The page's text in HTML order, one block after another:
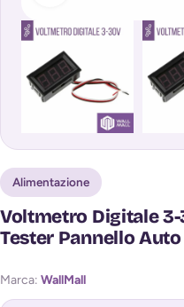
Alimentazione
Voltmetro Digitale 3-
Tester Pannello
Marca: WallMall